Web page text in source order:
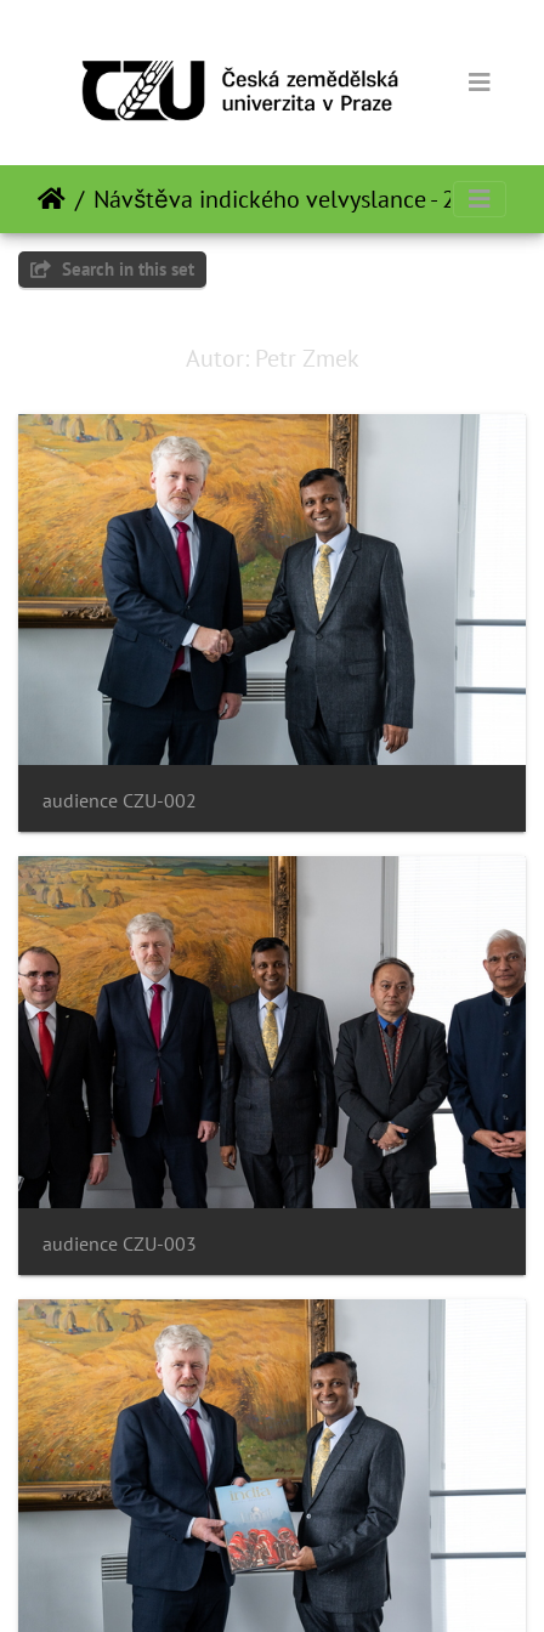
Návštěva indického velvyslance -
Search in this set
Autor: Petr Zmek
audience CZU-002
audience CZU-003